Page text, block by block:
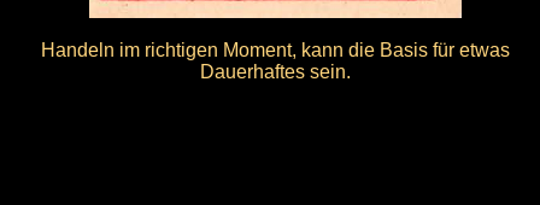
Handeln im richtigen Moment, kann die Basis für etwas
Dauerhaftes sein.